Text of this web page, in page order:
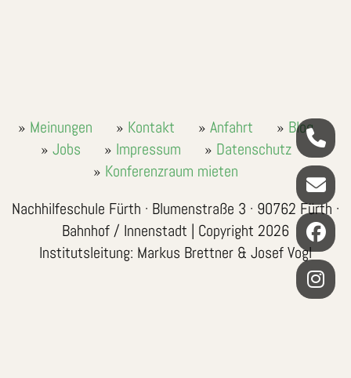
Meinungen Kontakt Anfahrt
Blog
Jobs
Impressum
Datenschutz
Konferenzraum mieten
Nachhilfeschule Fürth · Blumenstraße 3 · 90762 Fürth ·
Bahnhof / Innenstadt | Copyright 2026
Institutsleitung: Markus Brettner & Josef Vogl